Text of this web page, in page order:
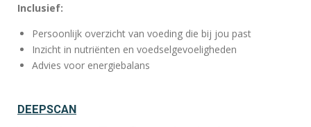
Inclusief:
Persoonlijk overzicht van voeding die bij jou past
Inzicht in nutriënten en voedselgevoeligheden
Advies voor energiebalans
DEEPSCAN